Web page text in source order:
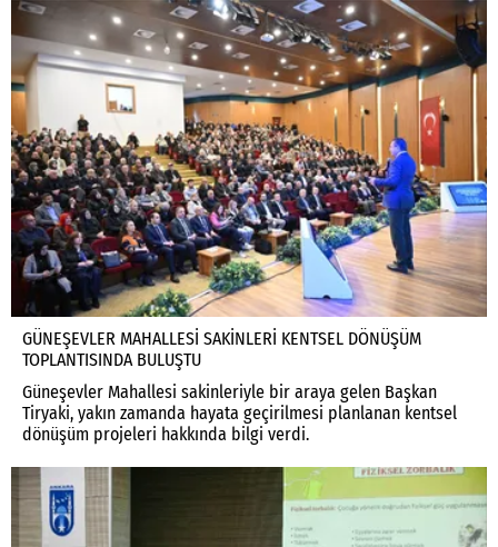
GÜNEŞEVLER MAHALLESİ SAKİNLERİ KENTSEL DÖNÜŞÜM
TOPLANTISINDA BULUŞTU
Güneşevler Mahallesi sakinleriyle bir araya gelen Başkan
Tiryaki, yakın zamanda hayata geçirilmesi planlanan kentsel
dönüşüm projeleri hakkında bilgi verdi.